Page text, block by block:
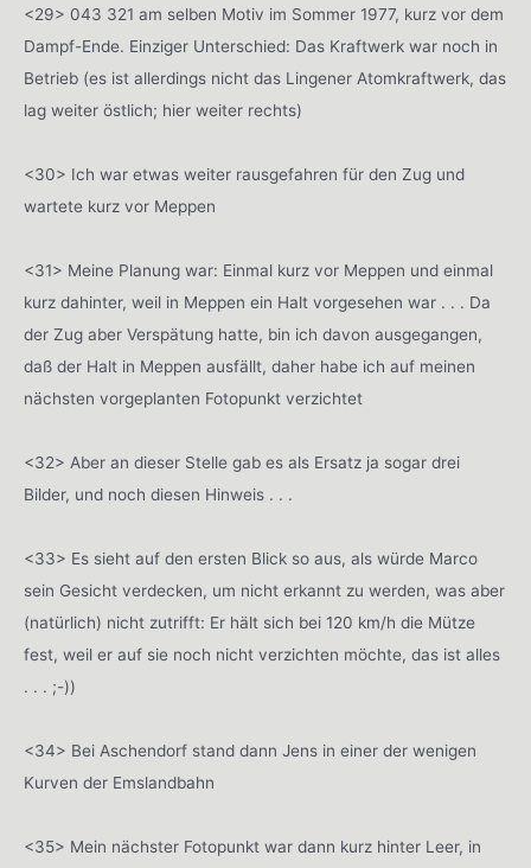
<29> 043 321 am selben Motiv im Sommer 1977, kurz vor dem
Dampf-Ende. Einziger Unterschied: Das Kraftwerk war noch in
Betrieb (es ist allerdings nicht das Lingener Atomkraftwerk, das
lag weiter östlich; hier weiter rechts)
<30> Ich war etwas weiter rausgefahren für den Zug und
wartete kurz vor Meppen
<31> Meine Planung war: Einmal kurz vor Meppen und einmal
kurz dahinter, weil in Meppen ein Halt vorgesehen war . . . Da
der Zug aber Verspätung hatte, bin ich davon ausgegangen,
daß der Halt in Meppen ausfällt, daher habe ich auf meinen
nächsten vorgeplanten Fotopunkt verzichtet
<32> Aber an dieser Stelle gab es als Ersatz ja sogar drei
Bilder, und noch diesen Hinweis . . .
<33> Es sieht auf den ersten Blick so aus, als würde Marco
sein Gesicht verdecken, um nicht erkannt zu werden, was aber
(natürlich) nicht zutrifft: Er hält sich bei 120 km/h die Mütze
fest, weil er auf sie noch nicht verzichten möchte, das ist alles
. . . ;-))
<34> Bei Aschendorf stand dann Jens in einer der wenigen
Kurven der Emslandbahn
<35> Mein nächster Fotopunkt war dann kurz hinter Leer, in